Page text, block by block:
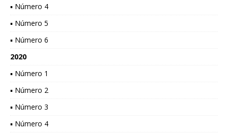
▪ Número 4
▪ Número 5
▪ Número 6
2020
▪ Número 1
▪ Número 2
▪ Número 3
▪ Número 4